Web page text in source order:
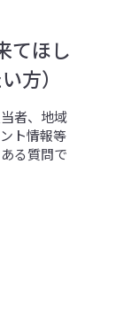
てほし
方）
者、地域
ト情報等
る質問で